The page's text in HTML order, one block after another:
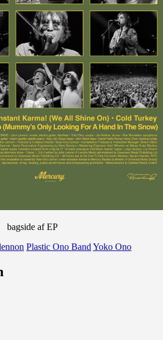
bagside af EP
Plastic Ono Band Yoko Ono